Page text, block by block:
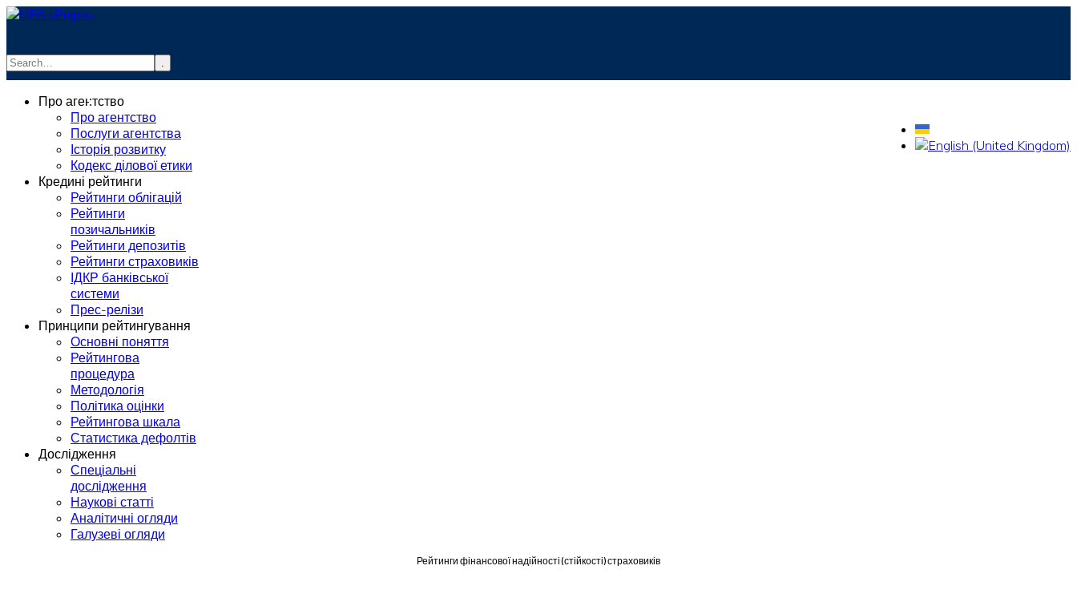
.
info@rurik.com.ua
Про агентство
Про агентство
Послуги агентства
Історія розвитку
Кодекс ділової етики
Кредині рейтинги
Рейтинги облігацій
Рейтинги
позичальників
Рейтинги депозитів
Рейтинги страховиків
ІДКР банківської
системи
Прес-релізи
Принципи рейтингування
Основні поняття
Рейтингова
процедура
Методологія
Політика оцінки
Рейтингова шкала
Статистика дефолтів
Дослідження
Спеціальні
дослідження
Наукові статті
Аналітичні огляди
Галузеві огляди
Рейтинги фінансової надійності (стійкості) страховиків